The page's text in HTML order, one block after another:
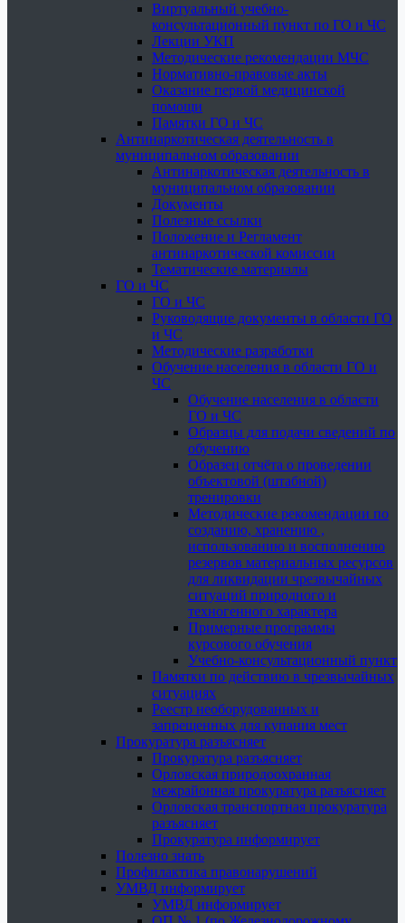
Виртуальный учебно-
консультационный пункт по ГО и ЧС
Лекции УКП
Методические рекомендации МЧС
Нормативно-правовые акты
Оказание первой медицинской
помощи
Памятки ГО и ЧС
Антинаркотическая деятельность в
муниципальном образовании
Антинаркотическая деятельность в
муниципальном образовании
Документы
Полезные ссылки
Положение и Регламент
антинаркотической комиссии
Тематические материалы
ГО и ЧС
ГО и ЧС
Руководящие документы в области ГО
и ЧС
Методические разработки
Обучение населения в области ГО и
ЧС
Обучение населения в области
ГО и ЧС
Образцы для подачи сведений по
обучению
Образец отчёта о проведении
объектовой (штабной)
тренировки
Методические рекомендации по
созданию, хранению ,
использованию и восполнению
резервов материальных ресурсов
для ликвидации чрезвычайных
ситуаций природного и
техногенного характера
Примерные программы
курсового обучения
Учебно-консультационный пункт
Памятки по действию в чрезвычайных
ситуациях
Реестр необорудованных и
запрещенных для купания мест
Прокуратура разъясняет
Прокуратура разъясняет
Орловская природоохранная
межрайонная прокуратура разъясняет
Орловская транспортная прокуратура
разъясняет
Прокуратура информирует
Полезно знать
Профилактика правонарушений
УМВД информирует
УМВД информирует